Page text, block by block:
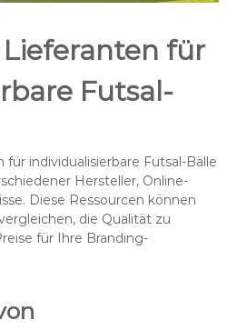
für
Futsal-
individualisierbare Futsal-Bälle
Hersteller, Online-
Diese Ressourcen können
die Qualität zu
für Ihre Branding-